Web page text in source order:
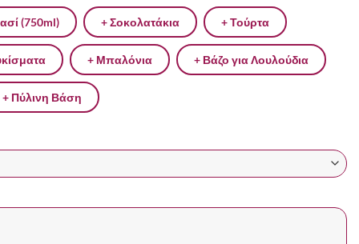
(750ml) + Σοκολατάκια + Τούρτα
+ Μπαλόνια + Βάζο για Λουλούδια
+ Πύλινη Βάση